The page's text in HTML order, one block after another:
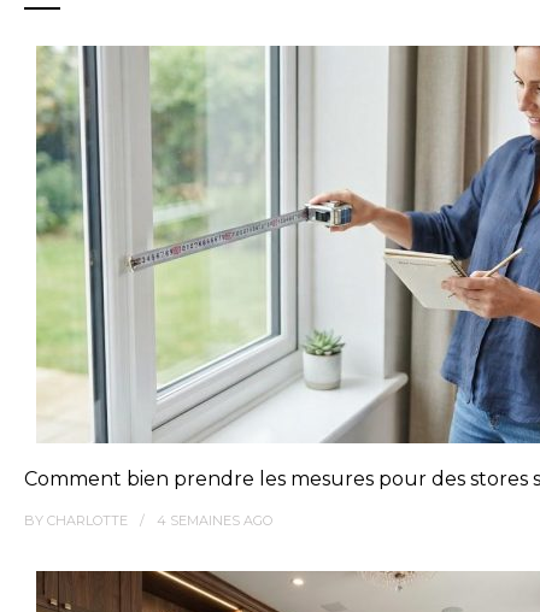
Comment bien prendre les mesures pour des stores
BY CHARLOTTE 4 SEMAINES AGO